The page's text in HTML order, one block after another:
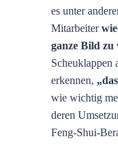
es unter
Mitarbeiter
ganze Bild zu
Scheuklappen
erkennen,
wie wichtig
deren
Feng-Shui-